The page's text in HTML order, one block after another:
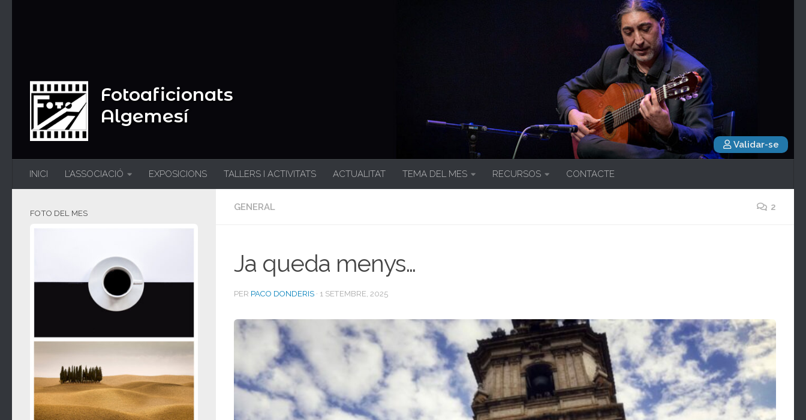
Validar-se
Fotoaficionats
Algemesí
INICI L’ASSOCIACIÓ EXPOSICIONS TALLERS I ACTIVITATS ACTUALITAT TEMA DEL MES RECURSOS CONTACTE
GENERAL 2
Ja queda menys…
PER PACO DONDERIS · 1 SETEMBRE, 2025
FOTO DEL MES